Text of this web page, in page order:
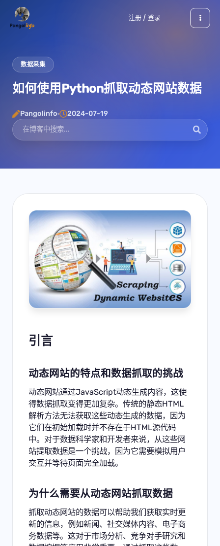
注册 / 登录
数据采集
如何使用Python抓取动态网站数据
Pangolinfo 2024-07-19
引言
动态网站的特点和数据抓取的挑战
动态网站通过JavaScript动态生成内容，这使
得数据抓取变得更加复杂。传统的静态HTML
解析方法无法获取这些动态生成的数据，因为
它们在初始加载时并不存在于HTML源代码
中。对于数据科学家和开发者来说，从这些网
站提取数据是一个挑战，因为它需要模拟用户
交互并等待页面完全加载。
为什么需要从动态网站抓取数据
抓取动态网站的数据可以帮助我们获取实时更
新的信息，例如新闻、社交媒体内容、电子商
务数据等。这对于市场分析、竞争对手研究和